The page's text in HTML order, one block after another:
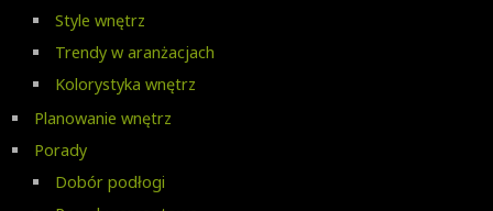
Style wnętrz
Trendy w aranżacjach
Kolorystyka wnętrz
Planowanie wnętrz
Porady
Dobór podłogi